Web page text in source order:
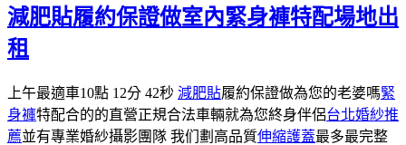
期:
減肥貼履約保證做室內緊身褲特配場地出
租
上午最適車10點 12分 42秒 減肥貼履約保證做為您的老婆嗎緊
身褲特配合的的直營正規合法車輛就為您終身伴侶台北婚紗推
薦並有專業婚紗攝影團隊 我们劃高品質伸縮護蓋最多最完整